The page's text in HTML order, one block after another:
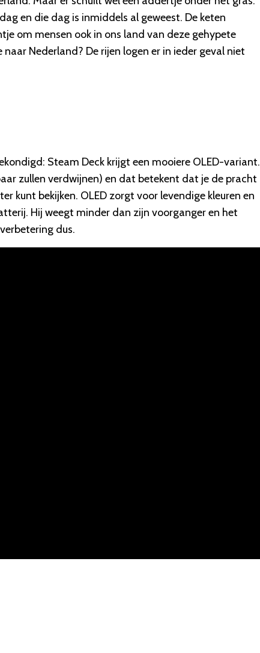
en die dag is inmiddels al geweest. De keten
om mensen ook in ons land van deze gehypete
Nederland? De rijen logen er in ieder geval niet
Steam Deck krijgt een mooiere OLED-variant.
zullen verdwijnen) en dat betekent dat je de pracht
kunt bekijken. OLED zorgt voor levendige kleuren en
Hij weegt minder dan zijn voorganger en het
dus.